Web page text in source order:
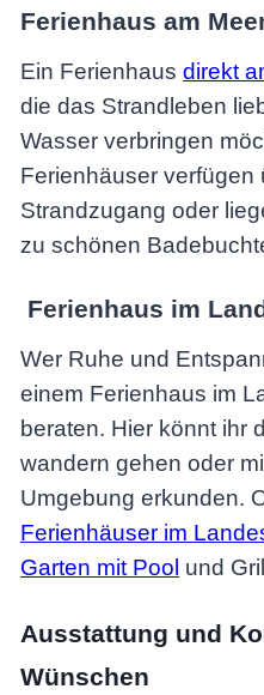
Ferienhaus am
Ein Ferienhaus direkt
die das Strandleben
Wasser verbringen
Ferienhäuser verfügen
Strandzugang oder
zu schönen
Ferienhaus im
Wer Ruhe und
einem Ferienhaus im
beraten. Hier könnt ihr
wandern gehen oder
Umgebung erkunden.
Ferienhäuser im
Garten mit Pool und
Ausstattung und
Wünschen